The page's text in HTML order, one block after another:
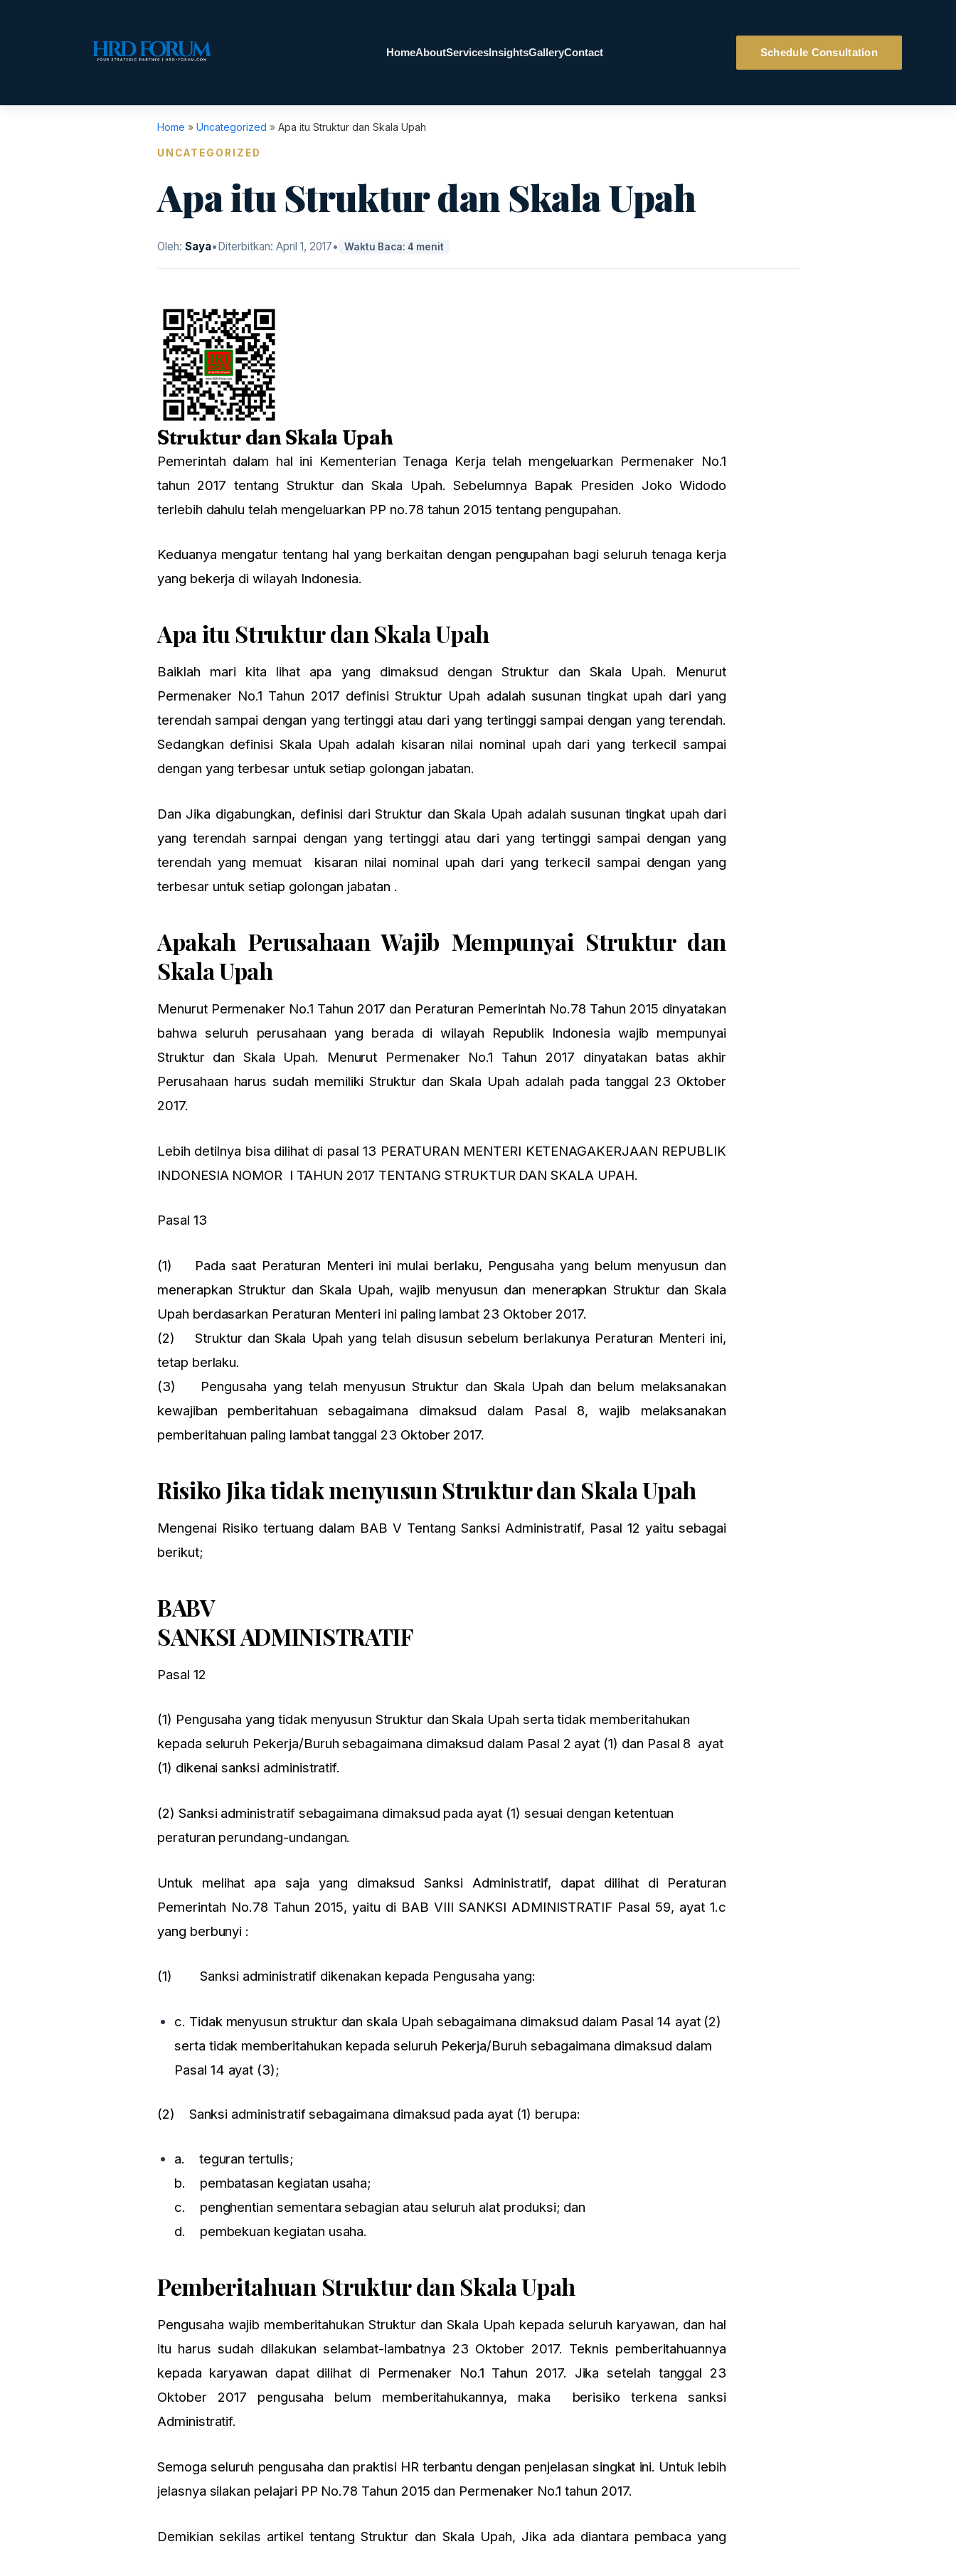
HomeAboutServicesInsightsGalleryContact Schedule Consultation
Home » Uncategorized » Apa itu Struktur dan Skala Upah
UNCATEGORIZED
Apa itu Struktur dan Skala Upah
Oleh: Saya• Diterbitkan: April 1, 2017• Waktu Baca: 4 menit
Struktur dan Skala Upah
Pemerintah dalam hal ini Kementerian Tenaga Kerja telah mengeluarkan Permenaker No.1
tahun 2017 tentang Struktur dan Skala Upah. Sebelumnya Bapak Presiden Joko Widodo
terlebih dahulu telah mengeluarkan PP no.78 tahun 2015 tentang pengupahan.
Keduanya mengatur tentang hal yang berkaitan dengan pengupahan bagi seluruh tenaga kerja
yang bekerja di wilayah Indonesia.
Apa itu Struktur dan Skala Upah
Baiklah mari kita lihat apa yang dimaksud dengan Struktur dan Skala Upah. Menurut
Permenaker No.1 Tahun 2017 definisi Struktur Upah adalah susunan tingkat upah dari yang
terendah sampai dengan yang tertinggi atau dari yang tertinggi sampai dengan yang terendah.
Sedangkan definisi Skala Upah adalah kisaran nilai nominal upah dari yang terkecil sampai
dengan yang terbesar untuk setiap golongan jabatan.
Dan Jika digabungkan, definisi dari Struktur dan Skala Upah adalah susunan tingkat upah dari
yang terendah sarnpai dengan yang tertinggi atau dari yang tertinggi sampai dengan yang
terendah yang memuat kisaran nilai nominal upah dari yang terkecil sampai dengan yang
terbesar untuk setiap golongan jabatan .
Apakah Perusahaan Wajib Mempunyai Struktur dan
Skala Upah
Menurut Permenaker No.1 Tahun 2017 dan Peraturan Pemerintah No.78 Tahun 2015 dinyatakan
bahwa seluruh perusahaan yang berada di wilayah Republik Indonesia wajib mempunyai
Struktur dan Skala Upah. Menurut Permenaker No.1 Tahun 2017 dinyatakan batas akhir
Perusahaan harus sudah memiliki Struktur dan Skala Upah adalah pada tanggal 23 Oktober
2017.
Lebih detilnya bisa dilihat di pasal 13 PERATURAN MENTERI KETENAGAKERJAAN REPUBLIK
INDONESIA NOMOR I TAHUN 2017 TENTANG STRUKTUR DAN SKALA UPAH.
Pasal 13
(1) Pada saat Peraturan Menteri ini mulai berlaku, Pengusaha yang belum menyusun dan
menerapkan Struktur dan Skala Upah, wajib menyusun dan menerapkan Struktur dan Skala
Upah berdasarkan Peraturan Menteri ini paling lambat 23 Oktober 2017.
(2) Struktur dan Skala Upah yang telah disusun sebelum berlakunya Peraturan Menteri ini,
tetap berlaku.
(3) Pengusaha yang telah menyusun Struktur dan Skala Upah dan belum melaksanakan
kewajiban pemberitahuan sebagaimana dimaksud dalam Pasal 8, wajib melaksanakan
pemberitahuan paling lambat tanggal 23 Oktober 2017.
Risiko Jika tidak menyusun Struktur dan Skala Upah
Mengenai Risiko tertuang dalam BAB V Tentang Sanksi Administratif, Pasal 12 yaitu sebagai
berikut;
BABV
SANKSI ADMINISTRATIF
Pasal 12
(1) Pengusaha yang tidak menyusun Struktur dan Skala Upah serta tidak memberitahukan
kepada seluruh Pekerja/Buruh sebagaimana dimaksud dalam Pasal 2 ayat (1) dan Pasal 8 ayat
(1) dikenai sanksi administratif.
(2) Sanksi administratif sebagaimana dimaksud pada ayat (1) sesuai dengan ketentuan
peraturan perundang­-undangan.
Untuk melihat apa saja yang dimaksud Sanksi Administratif, dapat dilihat di Peraturan
Pemerintah No.78 Tahun 2015, yaitu di BAB VIII SANKSI ADMINISTRATIF Pasal 59, ayat 1.c
yang berbunyi :
(1) Sanksi administratif dikenakan kepada Pengusaha yang:
c. Tidak menyusun struktur dan skala Upah sebagaimana dimaksud dalam Pasal 14 ayat (2)
serta tidak memberitahukan kepada seluruh Pekerja/Buruh sebagaimana dimaksud dalam
Pasal 14 ayat (3);
(2) Sanksi administratif sebagaimana dimaksud pada ayat (1) berupa:
a. teguran tertulis;
b. pembatasan kegiatan usaha;
c. penghentian sementara sebagian atau seluruh alat produksi; dan
d. pembekuan kegiatan usaha.
Pemberitahuan Struktur dan Skala Upah
Pengusaha wajib memberitahukan Struktur dan Skala Upah kepada seluruh karyawan, dan hal
itu harus sudah dilakukan selambat-lambatnya 23 Oktober 2017. Teknis pemberitahuannya
kepada karyawan dapat dilihat di Permenaker No.1 Tahun 2017. Jika setelah tanggal 23
Oktober 2017 pengusaha belum memberitahukannya, maka berisiko terkena sanksi
Administratif.
Semoga seluruh pengusaha dan praktisi HR terbantu dengan penjelasan singkat ini. Untuk lebih
jelasnya silakan pelajari PP No.78 Tahun 2015 dan Permenaker No.1 tahun 2017.
Demikian sekilas artikel tentang Struktur dan Skala Upah, Jika ada diantara pembaca yang